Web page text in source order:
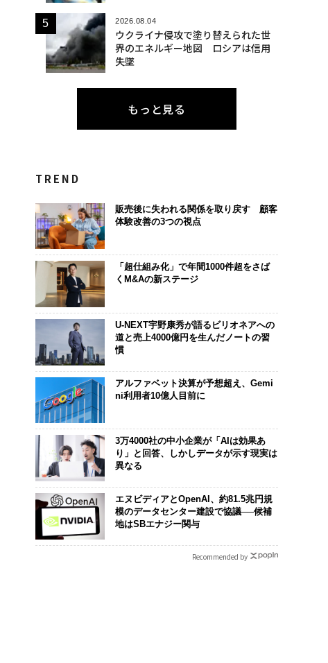
2026.08.04
ウクライナ侵攻で塗り替えられた世
界のエネルギー地図 ロシアは信用
失墜
もっと見る
TREND
販売後に失われる関係を取り戻す 顧客
体験改善の3つの視点
「超仕組み化」で年間1000件超をさば
くM&Aの新ステージ
U-NEXT宇野康秀が語るビリオネアへの
道と売上4000億円を生んだノートの習
慣
アルファベット決算が予想超え、Gemi
ni利用者10億人目前に
3万4000社の中小企業が「AIは効果あ
り」と回答、しかしデータが示す現実は
異なる
エヌビディアとOpenAI、約81.5兆円規
模のデータセンター建設で協議──候補
地はSBエナジー関与
Recommended by